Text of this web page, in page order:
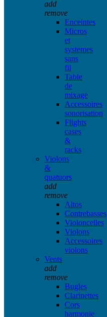
add
remove
Enceintes
Micros
et
systemes
sans
fil
Table
de
mixage
Accessoires
sonorisation
Flights
cases
&
racks
Violons
&
quatuors
add
remove
Altos
Contrebasses
Violoncelles
Violons
Accessoires
violons
Vents
add
remove
Bugles
Clarinettes
Cors
harmonie